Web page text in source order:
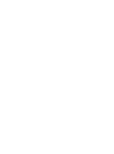
Les Gradio Blocks
contrôle inégalé sur
données. La
multi-étapes ou de
propriétés des
applications web
en Python. Prenons